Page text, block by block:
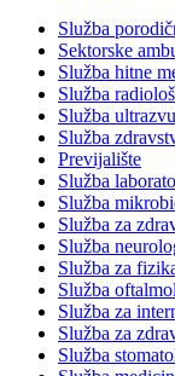
Služba
Sektorske
Služba hitne
Služba
Služba
Služba
Previjalište
Služba
Služba
Služba za
Služba
Služba za
Služba
Služba za
Služba za
Služba